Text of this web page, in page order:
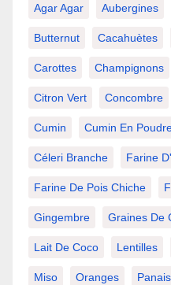
Agar Agar Aubergines
Butternut Cacahuètes
Carottes Champignons
Citron Vert Concombre
Cumin Cumin En
Céleri Branche Farine
Farine De Pois Chiche
Gingembre Graines De
Lait De Coco Lentilles
Miso Oranges Panais